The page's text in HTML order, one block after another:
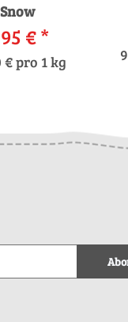
Snow
€*
€ pro 1 kg